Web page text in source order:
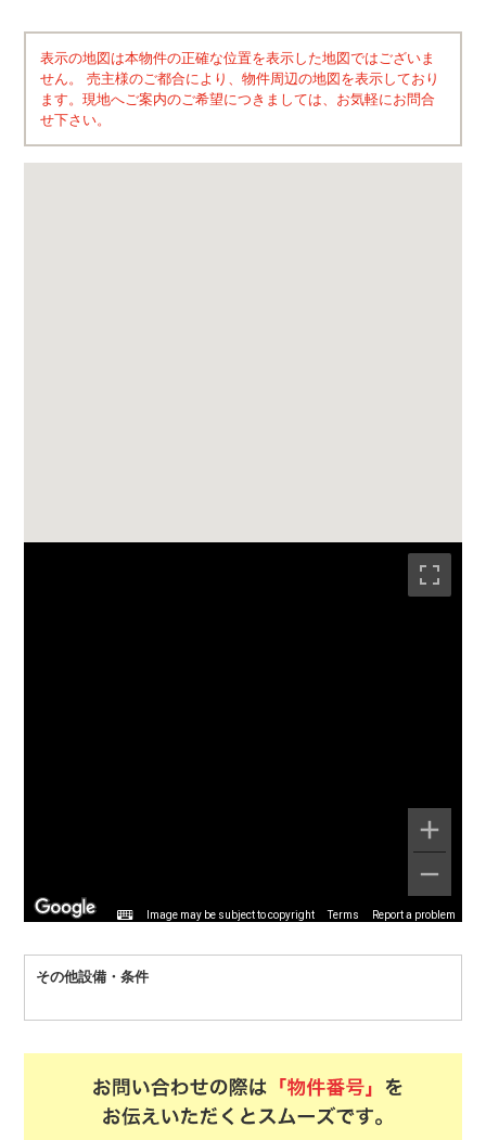
表示の地図は本物件の正確な位置を表示した地図ではございま
せん。 売主様のご都合により、物件周辺の地図を表示しており
ます。現地へご案内のご希望につきましては、お気軽にお問合
せ下さい。
Image may be subject to copyright Terms Report a problem
その他設備・条件